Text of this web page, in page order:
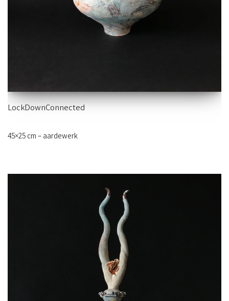
LockDownConnected
45×25 cm – aardewerk